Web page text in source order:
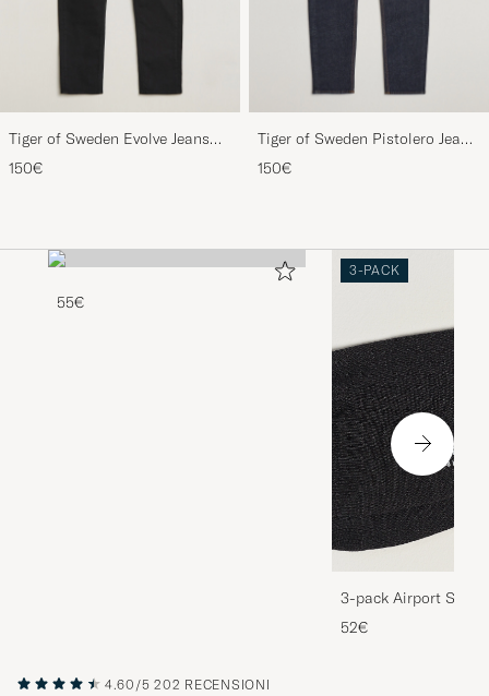
Tiger of Sweden Evolve Jeans
Forever Black
150€
Tiger of Sweden Pistolero Jeans
Ripen Blue
150€
55€
3-PACK
3-pack Airport
Melange
52€
4.60/5 202 RECENSIONI